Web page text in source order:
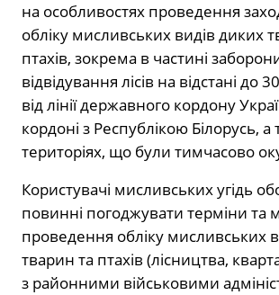
на особливостях проведення
обліку мисливських видів диких
птахів, зокрема в частині
відвідування лісів на відстані до
від лінії державного кордону
кордоні з Республікою Білорусь, а
територіях, що були тимчасово
Користувачі мисливських угідь
повинні погоджувати терміни та
проведення обліку мисливських
тварин та птахів (лісництва,
з районними військовими